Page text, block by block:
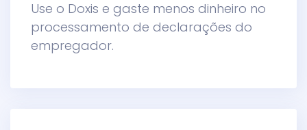
Use o Doxis e gaste menos dinheiro no
processamento de declarações do
empregador.